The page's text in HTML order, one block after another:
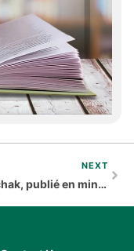
NEXT
Sami Tchak, publié en mina et en tem